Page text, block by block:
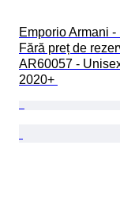
Emporio Armani -
Fără preț de
AR60057 -
2020+